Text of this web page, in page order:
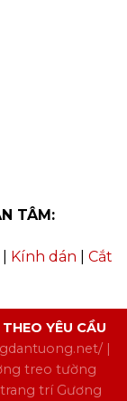
TÂM:
Kính dán
Cắt
YÊU CẦU
treo tường
trí Gương